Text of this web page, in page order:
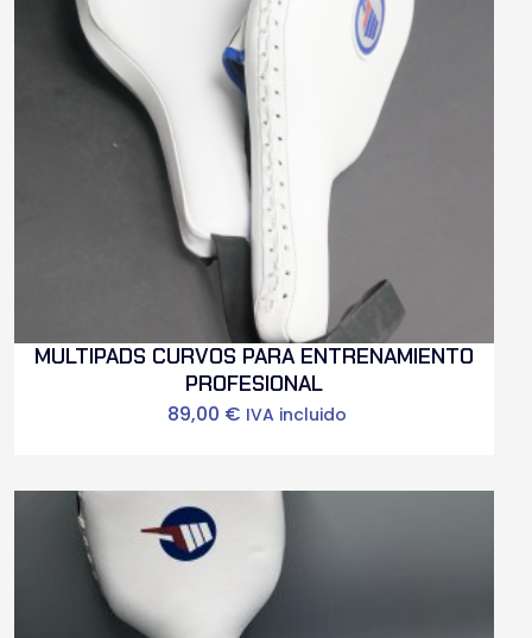
MULTIPADS CURVOS PARA ENTRENAMIENTO
PROFESIONAL
89,00 € IVA incluido